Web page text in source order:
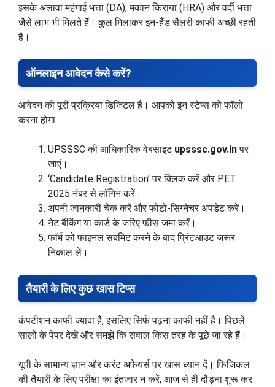
इसके अलावा महंगाई भत्ता (DA), मकान किराया (HRA) और वर्दी भत्ता
जैसे लाभ भी मिलते हैं। कुल मिलाकर इन-हैंड सैलरी काफी अच्छी रहती
है।
ऑनलाइन आवेदन कैसे करें?
आवेदन की पूरी प्रक्रिया डिजिटल है। आपको इन स्टेप्स को फॉलो
करना होगा:
UPSSSC की आधिकारिक वेबसाइट upsssc.gov.inपर
जाएं।
‘Candidate Registration’ पर क्लिक करें और PET
2025 नंबर से लॉगिन करें।
अपनी जानकारी चेक करें और फोटो-सिग्नेचर अपडेट करें।
नेट बैंकिंग या कार्ड के जरिए फीस जमा करें।
फॉर्म को फाइनल सबमिट करने के बाद प्रिंटआउट जरूर
निकाल लें।
तैयारी के लिए कुछ खास टिप्स
कंपटीशन काफी ज्यादा है, इसलिए सिर्फ पढ़ना काफी नहीं है। पिछले
सालों के पेपर देखें और समझें कि सवाल किस तरह के पूछे जा रहे हैं।
यूपी के सामान्य ज्ञान और करंट अफेयर्स पर खास ध्यान दें। फिजिकल
की तैयारी के लिए परीक्षा का इंतजार न करें, आज से ही दौड़ना शुरू कर